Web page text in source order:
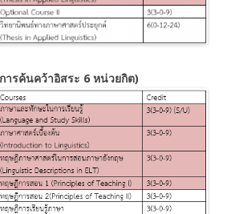
ารค้นคว้าอิสระ 6 หน่วยกิต)